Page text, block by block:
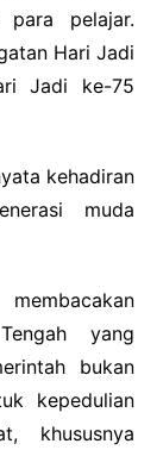
para pelajar.
Hari Jadi
Jadi ke-75
kehadiran
muda
yang
bukan
kepedulian
khususnya